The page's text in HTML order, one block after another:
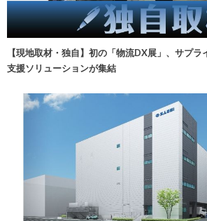
【現地取材・独自】初の「物流DX展」、サプ
支援ソリューションが集結